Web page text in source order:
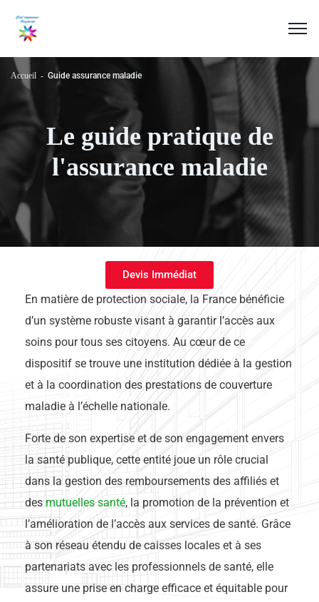
Le guide pratique de
l'assurance maladie
Accueil Guide assurance maladie
Devis Immédiat
En matière de protection sociale, la France bénéficie
d’un système robuste visant à garantir l’accès aux
soins pour tous ses citoyens. Au cœur de ce
dispositif se trouve une institution dédiée à la gestion
et à la coordination des prestations de couverture
maladie à l’échelle nationale.
Forte de son expertise et de son engagement envers
la santé publique, cette entité joue un rôle crucial
dans la gestion des remboursements des affiliés et
desmutuelles santé, la promotion de la prévention et
l’amélioration de l’accès aux services de santé. Grâce
à son réseau étendu de caisses locales et à ses
partenariats avec les professionnels de santé, elle
assure une prise en charge efficace et équitable pour